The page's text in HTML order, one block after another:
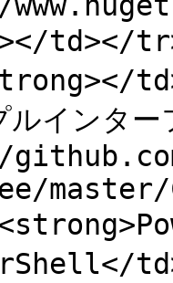
td></
ルインタ
master/